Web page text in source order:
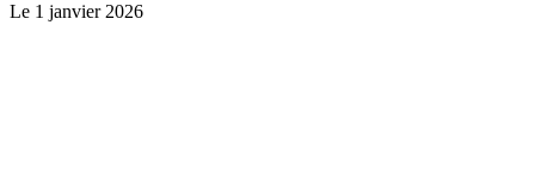
Le 1 janvier 2026